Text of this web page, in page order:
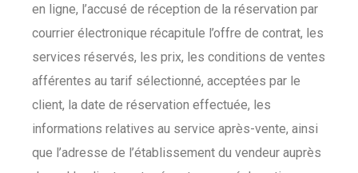
en ligne, l’accusé de réception de la réservation par
courrier électronique récapitule l’offre de contrat, les
services réservés, les prix, les conditions de ventes
afférentes au tarif sélectionné, acceptées par le
client, la date de réservation effectuée, les
informations relatives au service après-vente, ainsi
que l’adresse de l’établissement du vendeur auprès